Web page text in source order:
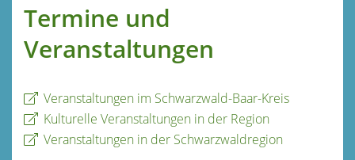
Termine und
Veranstaltungen
Veranstaltungen im Schwarzwald-Baar-Kreis
Kulturelle Veranstaltungen in der Region
Veranstaltungen in der Schwarzwaldregion